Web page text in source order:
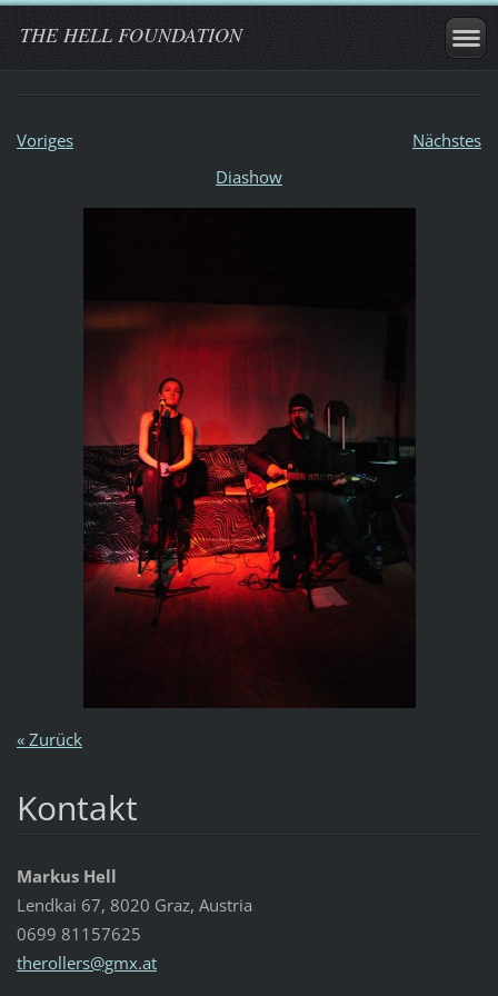
THE HELL FOUNDATION
Voriges
Nächstes
Diashow
« Zurück
Kontakt
Markus Hell
Lendkai 67, 8020 Graz, Austria
0699 81157625
therollers@gmx.at